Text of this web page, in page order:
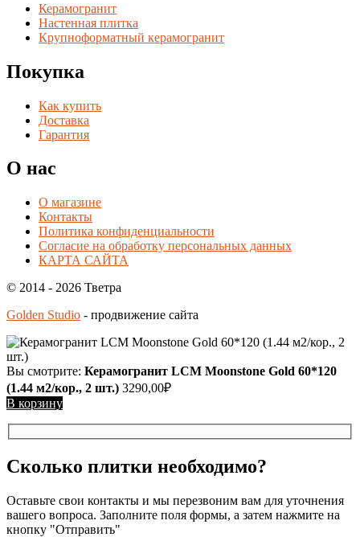
Керамогранит
Настенная плитка
Крупноформатный керамогранит
Покупка
Как купить
Доставка
Гарантия
О нас
О магазине
Контакты
Политика конфиденциальности
Согласие на обработку персональных данных
КАРТА САЙТА
© 2014 - 2026 Тветра
Golden Studio - продвижение сайта
Вы смотрите: Керамогранит LCM Moonstone Gold 60*120
(1.44 м2/кор., 2 шт.) 3290,00₽
В корзину
Сколько плитки необходимо?
Оставьте свои контакты и мы перезвоним вам для уточнения
вашего вопроса. Заполните поля формы, а затем нажмите на
кнопку "Отправить"